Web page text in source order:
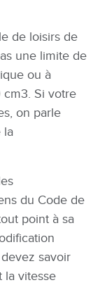
de loisirs de
une limite de
ou à
Si votre
on parle
la
du Code de
point à sa
savoir
la vitesse